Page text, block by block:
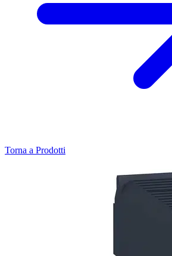
Torna a Prodotti